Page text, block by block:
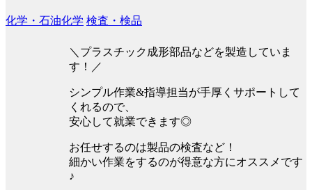
化学・石油化学 検査・検品
＼プラスチック成形部品などを製造していま
す！／
シンプル作業&指導担当が手厚くサポートして
くれるので、
安心して就業できます◎
お任せするのは製品の検査など！
細かい作業をするのが得意な方にオススメです
♪